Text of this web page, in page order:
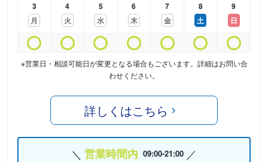
3
月
4
火
5
水
6
木
7
金
8
土
9
日
※営業日・相談可能日が変更となる場合もございます。詳細はお問い合
わせください。
詳しくはこちら
営業時間内 09:00-21:00